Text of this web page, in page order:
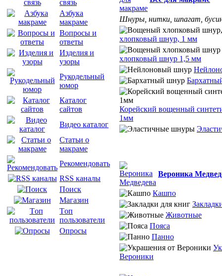
связь
Азбука
макраме
Вопросы и
ответы
Изделия и
узоры
Рукодельный
юмор
Каталог
сайтов
Видео каталог
Статьи о
макраме
Рекомендовать
RSS каналы
Поиск
Магазин
Tоп
пользователи
Опросы
Шнуры, нитки, шпагат,
хлопковый шнур, 1 мм
хлопковый шнур 1,5 мм
Корейский вощенный
1мм
Вероника
Кашпо
Животные
Пояса
Панно
Вероники